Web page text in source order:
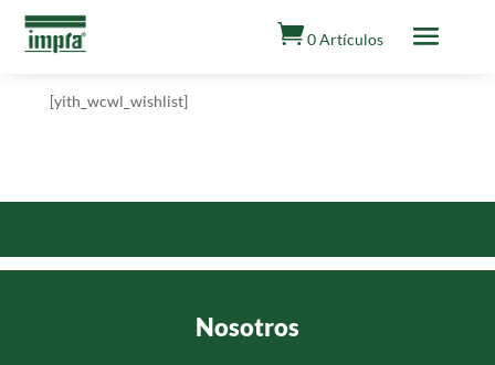
0 Artículos
[yith_wcwl_wishlist]
Nosotros